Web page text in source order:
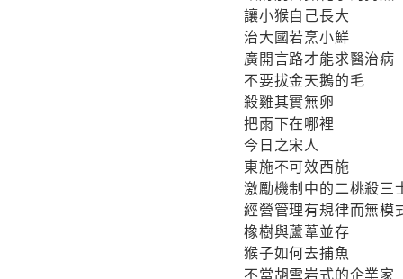
讓小猴自己長大
治大國若烹小鮮
廣開言路才能求醫治病
不要拔金天鵝的毛
殺雞其實無卵
把雨下在哪裡
今日之宋人
東施不可效西施
激勵機制中的二桃殺三
經營管理有規律而無模
橡樹與蘆葦並存
猴子如何去捕魚
不當胡雪岩式的企業家